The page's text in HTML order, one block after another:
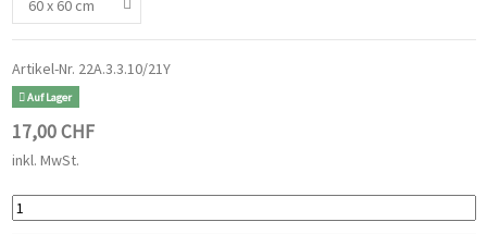
Artikel-Nr. 22A.3.3.10/21Y
Auf Lager
17,00 CHF
inkl. MwSt.